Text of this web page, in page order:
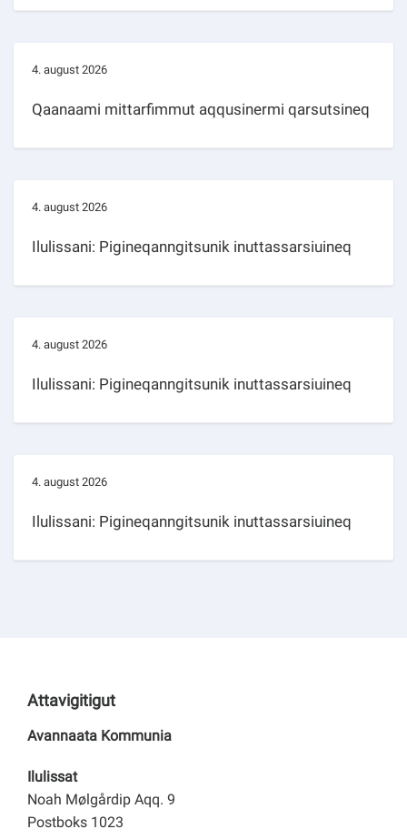
4. august 2026
Qaanaami mittarfimmut aqqusinermi qarsutsineq
4. august 2026
Ilulissani: Pigineqanngitsunik inuttassarsiuineq
4. august 2026
Ilulissani: Pigineqanngitsunik inuttassarsiuineq
4. august 2026
Ilulissani: Pigineqanngitsunik inuttassarsiuineq
Attavigitigut
Avannaata Kommunia
Ilulissat
Noah Mølgårdip Aqq. 9
Postboks 1023